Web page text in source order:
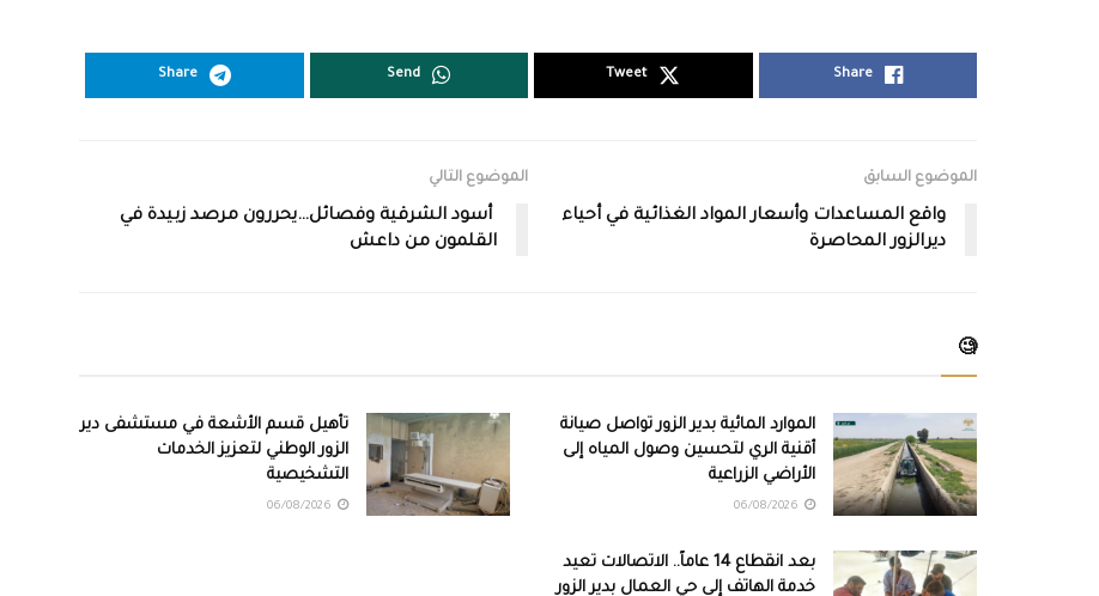
Share
Tweet
Send
Share
الموضوع السابق
واقع المساعدات وأسعار المواد الغذائية في أحياء
ديرالزور المحاصرة
الموضوع التالي
أسود الشرقية وفصائل…يحررون مرصد زبيدة في
القلمون من داعش
🧐
الموارد المائية بدير الزور تواصل صيانة
أقنية الري لتحسين وصول المياه إلى
الأراضي الزراعية
تأهيل قسم الأشعة في مستشفى دير
الزور الوطني لتعزيز الخدمات
التشخيصية
بعد انقطاع 14 عاماً.. الاتصالات تعيد
خدمة الهاتف إلى حي العمال بدير الزور